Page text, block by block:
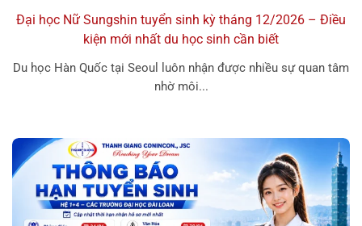
Đại học Nữ Sungshin tuyển sinh kỳ tháng 12/2026 – Điều
kiện mới nhất du học sinh cần biết
Du học Hàn Quốc tại Seoul luôn nhận được nhiều sự quan tâm
nhờ môi...